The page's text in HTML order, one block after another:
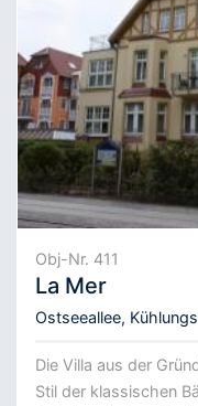
Obj-Nr. 411
La Mer
Ostseeallee,
Die Villa aus der
Stil der klassischen